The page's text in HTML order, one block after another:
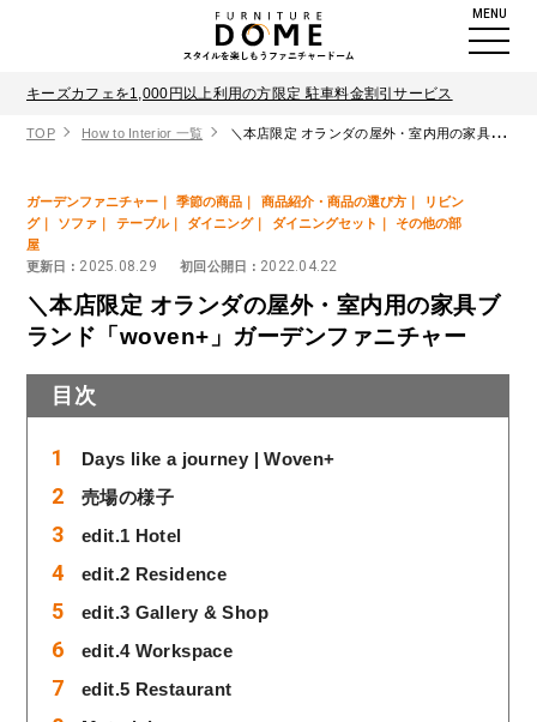
MENU
キーズカフェを1,000円以上利用の方限定 駐車料金割引サービス
TOP How to Interior 一覧 ＼本店限定 オランダの屋外・室内用の家具ブランド「woven+」ガーデンファニチャー
ガーデンファニチャー 季節の商品 商品紹介・商品の選び方
リビン
グ
ソファ テーブル ダイニング ダイニングセット
その他の部
屋
更新日 : 2025.08.29 初回公開日 : 2022.04.22
＼本店限定 オランダの屋外・室内用の家具ブ
ランド「woven+」ガーデンファニチャー
目次
Days like a journey | Woven+
売場の様子
edit.1 Hotel
edit.2 Residence
edit.3 Gallery & Shop
edit.4 Workspace
edit.5 Restaurant